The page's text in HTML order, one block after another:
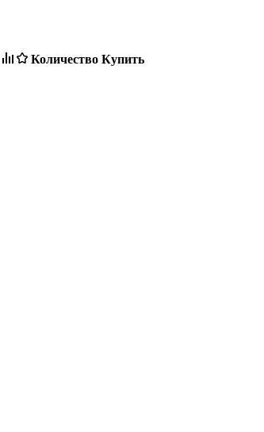
Количество Купить